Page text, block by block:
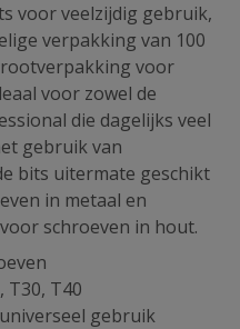
voor veelzijdig gebruik,
verpakking van 100
voor
voor zowel de
die dagelijks veel
gebruik van
bits uitermate geschikt
in metaal en
schroeven in hout.
T30, T40
gebruik